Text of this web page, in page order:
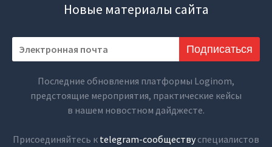
Новые материалы сайта
Подписаться
Последние обновления платформы Loginom,
предстоящие мероприятия, практические кейсы
в нашем новостном дайджесте.
Присоединяйтесь к telegram-сообществу специалистов